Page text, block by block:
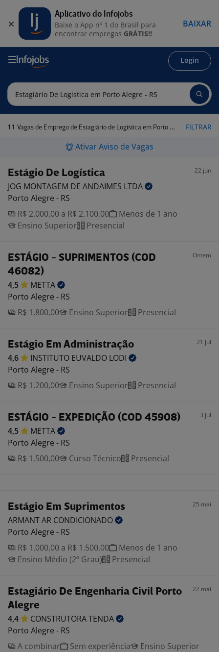
Login
11 Vagas de Emprego de Estagiário de Logística em Porto Alegre - RS FILTRAR
Ativar Aviso de Vagas
Estágio De Logística 22 jun
JOG MONTAGEM DE ANDAIMES LTDA
Porto Alegre - RS
R$ 2.000,00 a R$ 2.100,00
Menos de 1 ano
Ensino Superior
Presencial
ESTÁGIO - SUPRIMENTOS (COD
46082)
Ontem
4,5
METTA
Porto Alegre - RS
R$ 1.800,00
Ensino Superior Presencial
Estágio Em Administração 21 jul
4,6 INSTITUTO EUVALDO LODI
Porto Alegre - RS
R$ 1.200,00
Ensino Superior Presencial
ESTÁGIO - EXPEDIÇÃO (COD 45908) 3 jul
4,5
METTA
Porto Alegre - RS
R$ 1.500,00
Curso Técnico Presencial
Estágio Em Suprimentos 25 mai
ARMANT AR CONDICIONADO
Porto Alegre - RS
R$ 1.000,00 a R$ 1.500,00
Menos de 1 ano
Ensino Médio (2º Grau)
Presencial
Estagiário De Engenharia Civil Porto
Alegre
22 mai
4,4 CONSTRUTORATENDA
Porto Alegre - RS
A combinar
Sem experiência
Ensino Superior
Aplicativo do Infojobs
Baixe o App nº 1 do Brasil para
encontrar empregos GRÁTIS!!
BAIXAR